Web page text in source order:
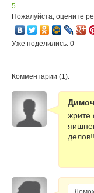
5
Пожалуйста, оцените
Уже поделились: 0
Комментарии (1):
жрите